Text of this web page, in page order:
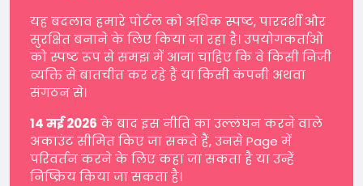
यह बदलाव हमारे पोर्टल को अधिक स्पष्ट, पारदर्शी और
सुरक्षित बनाने के लिए किया जा रहा है। उपयोगकर्ताओं
को स्पष्ट रूप से समझ में आना चाहिए कि वे किसी निजी
व्यक्ति से बातचीत कर रहे हैं या किसी कंपनी अथवा
संगठन से।
14 मई 2026 के बाद इस नीति का उल्लंघन करने वाले
अकाउंट सीमित किए जा सकते हैं, उनसे Page में
परिवर्तन करने के लिए कहा जा सकता है या उन्हें
निष्क्रिय किया जा सकता है।